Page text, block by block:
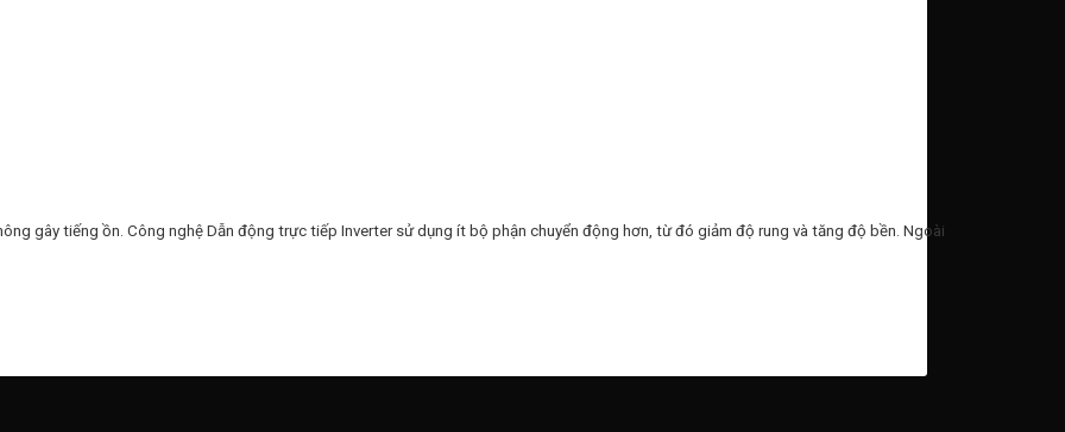
gây tiếng ồn. Công nghệ Dẫn động trực tiếp Inverter sử dụng ít bộ phận chuyển động hơn, từ đó giảm độ rung và tăng độ bền. Ngoài